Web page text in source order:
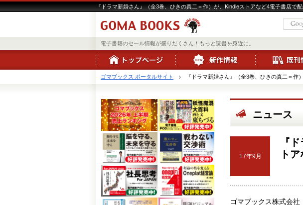
『ドラマ新婚さん』（全3巻、ひきの真二＝作）が、Kindleストアなど4電子書店
電子書籍のセール情報が盛りだくさん！もっと読書を身近に。
ゴマブックス ポータルサイト 『ドラマ新婚さん』（全3巻、ひきの真二＝作
ニュース
17年9月
『
ト
ゴマブックス株式会社